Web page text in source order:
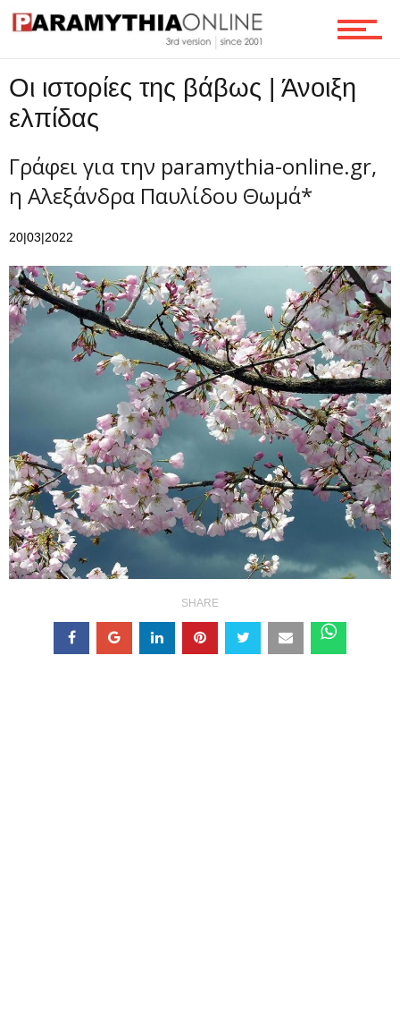
Οι ιστορίες της βάβως | Άνοιξη
ελπίδας
Γράφει για την paramythia-online.gr,
η Αλεξάνδρα Παυλίδου Θωμά*
20|03|2022
SHARE